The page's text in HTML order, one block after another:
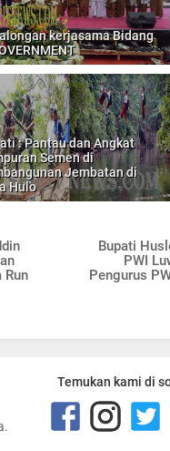
kerjasama Bidang
: Pantau dan Angkat
Semen di
Jembatan di
Hulo
Run
Bupati
PWI
Pengurus
Temukan kami di